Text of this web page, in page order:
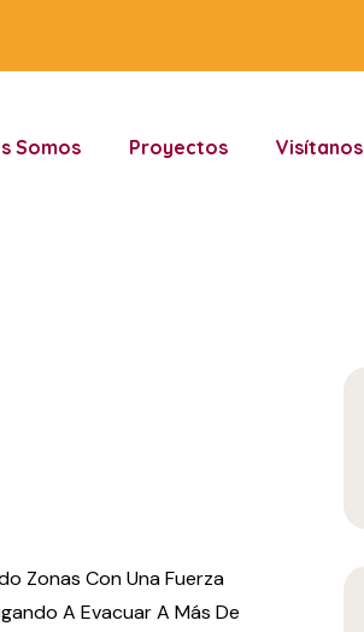
Somos Proyectos Visítanos
Zonas Con Una Fuerza
A Evacuar A Más De